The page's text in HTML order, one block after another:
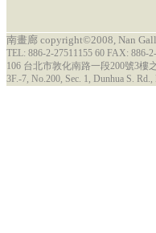
南畫廊 copyright©2008, Nan
TEL: 886-2-27511155 60 FAX: 886-
106 台北市敦化南路一段200號3樓
3F.-7, No.200, Sec. 1, Dunhua S.